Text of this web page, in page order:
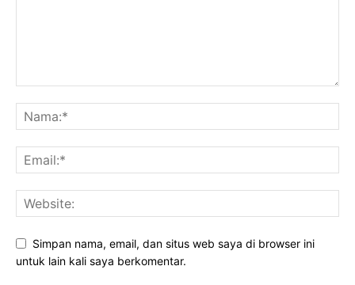
Simpan nama, email, dan situs web saya di browser ini
untuk lain kali saya berkomentar.